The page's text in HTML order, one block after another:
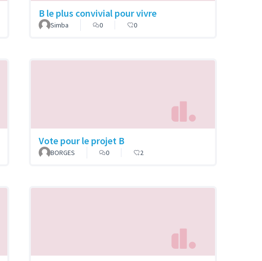
B le plus convivial pour vivre
Simba 0 0
Vote pour le projet B
BORGES 0 2